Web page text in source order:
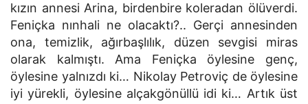
kızın annesi Arina, birdenbire koleradan ölüverdi.
Feniçka nınhali ne olacaktı?.. Gerçi annesinden
ona, temizlik, ağırbaşlılık, düzen sevgisi miras
olarak kalmıştı. Ama Feniçka öylesine genç,
öylesine yalnızdı ki… Nikolay Petroviç de öylesine
iyi yürekli, öylesine alçakgönüllü idi ki… Artık üst